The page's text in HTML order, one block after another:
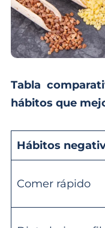
Tabla
hábitos que
Hábitos
Comer rápido